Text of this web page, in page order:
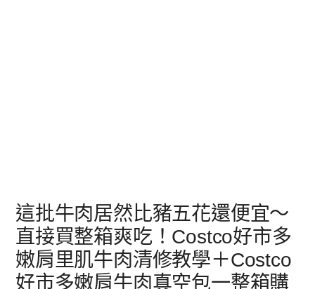
這批牛肉居然比豬五花還便宜～
直接買整箱爽吃！Costco好市多
嫩肩里肌牛肉清修教學＋Costco
好市多嫩肩牛肉真空包一整箱購